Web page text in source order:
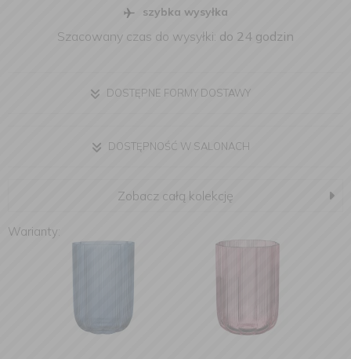
szybka wysyłka
Szacowany czas do wysyłki: do 24 godzin
DOSTĘPNE FORMY DOSTAWY
DOSTĘPNOŚĆ W SALONACH
Zobacz całą kolekcję
Warianty: